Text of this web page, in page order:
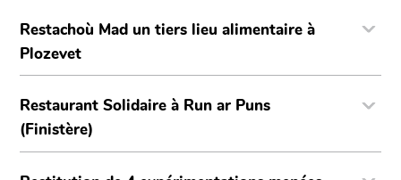
Restachoù Mad un tiers lieu alimentaire à
Plozevet
Restaurant Solidaire à Run ar Puns
(Finistère)